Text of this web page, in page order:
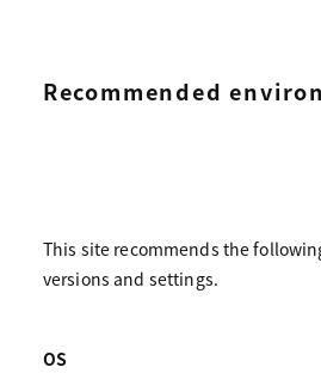
Recommended
This site recommends the
versions and settings.
OS